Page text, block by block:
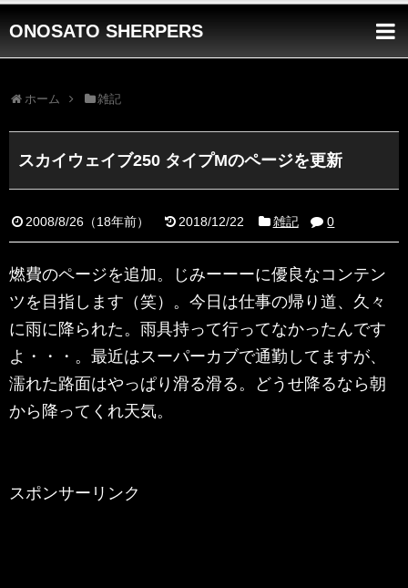
ONOSATO SHERPERS
ホーム 雑記
スカイウェイブ250 タイプMのページを更新
2008/8/26 （18年前） 2018/12/22 雑記 0
燃費のページを追加。じみーーーに優良なコンテン
ツを目指します（笑）。今日は仕事の帰り道、久々
に雨に降られた。雨具持って行ってなかったんです
よ・・・。最近はスーパーカブで通勤してますが、
濡れた路面はやっぱり滑る滑る。どうせ降るなら朝
から降ってくれ天気。
スポンサーリンク